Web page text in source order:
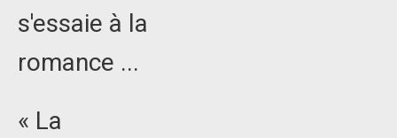
s'essaie à la
romance ...
« La